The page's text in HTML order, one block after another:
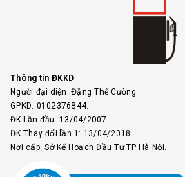
Thông tin ĐKKD
Người đại diện: Đặng Thế Cường
GPKD: 0102376844.
ĐK Lần đầu: 13/04/2007
ĐK Thay đổi lần 1: 13/04/2018
Nơi cấp: Sở Kế Hoạch Đầu Tư TP Hà Nội.